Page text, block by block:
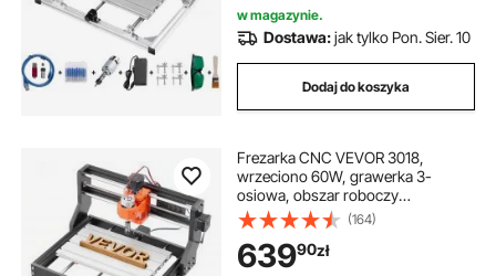
w magazynie.
Dostawa:jak tylko Pon. Sier. 10
Dodaj do koszyka
Frezarka CNC VEVOR 3018,
wrzeciono 60W, grawerka 3-
osiowa, obszar roboczy
300x180x40 mm, obudowa ze
stopu aluminium, do rzeźbienia i
cięcia drewna i akrylu
(164)
63990zł